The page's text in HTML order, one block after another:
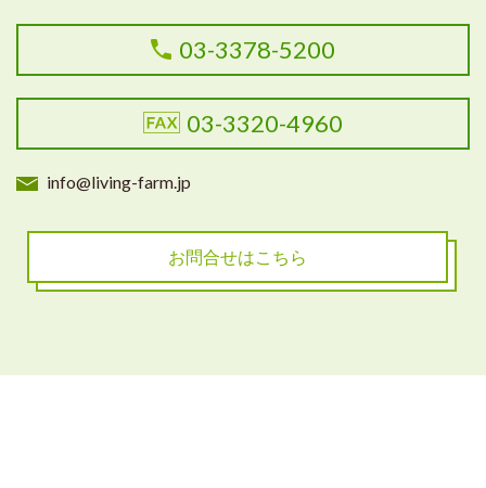
03-3378-5200
03-3320-4960
info@living-farm.jp
お問合せはこちら